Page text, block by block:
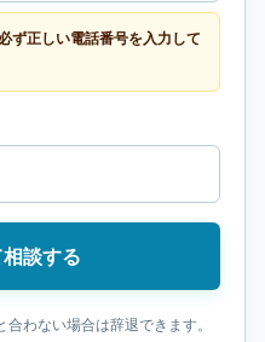
ず正しい電話番号を入力して
談する
わない場合は辞退できます。